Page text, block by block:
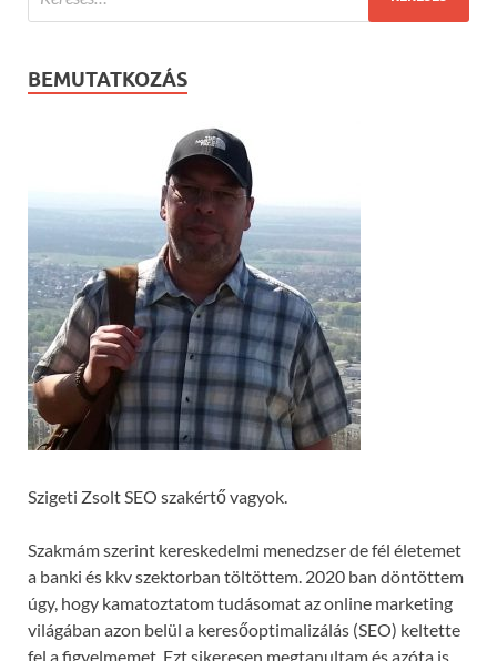
BEMUTATKOZÁS
Szigeti Zsolt SEO szakértő vagyok.
Szakmám szerint kereskedelmi menedzser de fél életemet
a banki és kkv szektorban töltöttem. 2020 ban döntöttem
úgy, hogy kamatoztatom tudásomat az online marketing
világában azon belül a keresőoptimalizálás (SEO) keltette
fel a figyelmemet. Ezt sikeresen megtanultam és azóta is